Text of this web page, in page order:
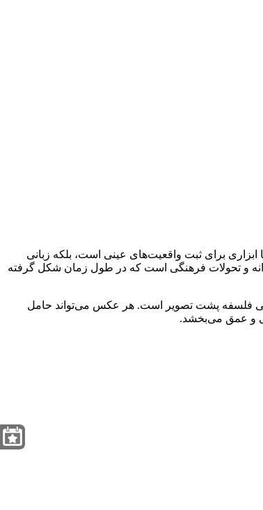
برای ثبت واقعیت‌های عینی است، بلکه زبانی
و تحولات فرهنگی است که در طول زمان شکل گرفته
فلسفه پشت تصویر است. هر عکس می‌تواند حامل
و عمق می‌بخشد.